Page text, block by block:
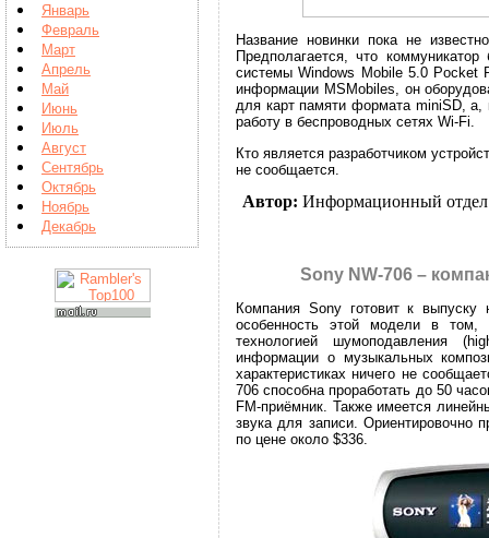
Январь
Февраль
Март
Апрель
Май
Июнь
Июль
Август
Сентябрь
Октябрь
Ноябрь
Декабрь
Название новинки пока не
Предполагается, что
системы Windows Mobile 5.0 Pocket
информации MSMobiles, он
для карт памяти формата miniSD, а,
работу в беспроводных сетях Wi-Fi.
Кто является разработчиком
не сообщается.
Автор: Информационный отдел
Sony NW-706 –
Компания Sony готовит к выпуску
особенность этой модели в
технологией шумоподавления
информации о музыкальных
характеристиках ничего не
706 способна проработать до 50
FM-приёмник. Также имеется
звука для записи. Ориентировочно
по цене около $336.